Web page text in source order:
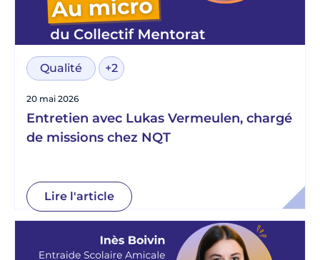
Qualité +2
20 mai 2026
Entretien avec Lukas Vermeulen, chargé
de missions chez NQT
Lire l'article